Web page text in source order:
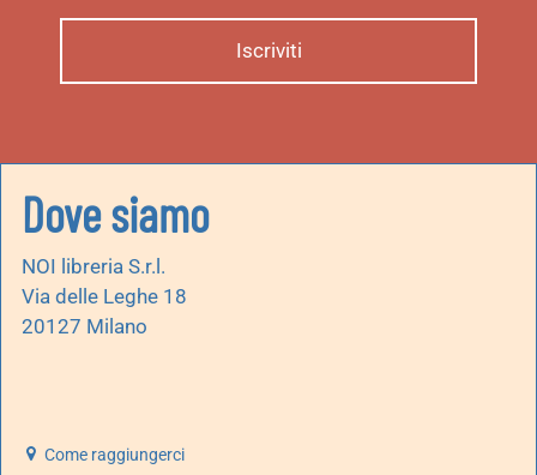
Dove siamo
NOI libreria S.r.l.
Via delle Leghe 18
20127 Milano
Come raggiungerci